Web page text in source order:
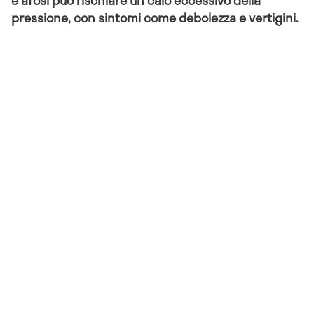
pressione, con sintomi come debolezza e vertigini.